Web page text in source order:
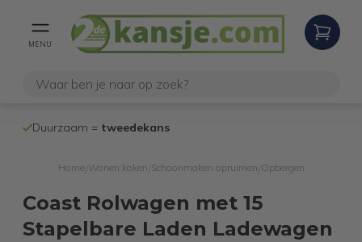
MENU
Duurzaam = tweedekans
Home/ Wonen koken Schoonmaken opruimen Opbergen
Coast Rolwagen met 15
Stapelbare Laden Ladewagen